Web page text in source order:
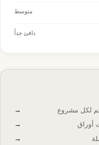
متوسط
دافئ جداً
لكل مشروع
أوراق